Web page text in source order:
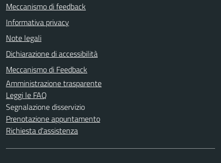
Meccanismo di feedback
Informativa privacy
Note legali
Dichiarazione di accessibilità
Meccanismo di Feedback
Amministrazione trasparente
Leggi le FAQ
Segnalazione disservizio
Prenotazione appuntamento
Richiesta d'assistenza